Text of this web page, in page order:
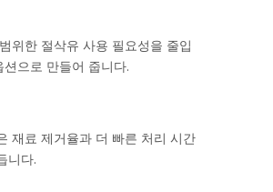
위한 절삭유 사용 필요성을 줄입
으로 만들어 줍니다.
재료 제거율과 더 빠른 처리 시간
니다.